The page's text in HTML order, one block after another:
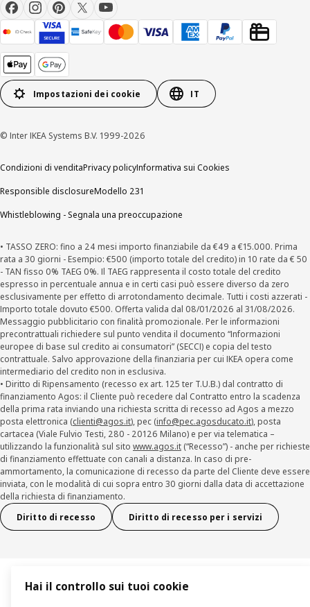
Impostazioni dei cookie IT
© Inter IKEA Systems B.V. 1999-2026
Condizioni di venditaPrivacy policyInformativa sui Cookies
Responsible disclosureModello 231
Whistleblowing - Segnala una preoccupazione
• TASSO ZERO: fino a 24 mesi importo finanziabile da €49 a €15.000. Prima
rata a 30 giorni - Esempio: €500 (importo totale del credito) in 10 rate da € 50
- TAN fisso 0% TAEG 0%. Il TAEG rappresenta il costo totale del credito
espresso in percentuale annua e in certi casi può essere diverso da zero
esclusivamente per effetto di arrotondamento decimale. Tutti i costi azzerati -
Importo totale dovuto €500. Offerta valida dal 08/01/2026 al 31/08/2026.
Messaggio pubblicitario con finalità promozionale. Per le informazioni
precontrattuali richiedere sul punto vendita il documento “Informazioni
europee di base sul credito ai consumatori” (SECCI) e copia del testo
contrattuale. Salvo approvazione della finanziaria per cui IKEA opera come
intermediario del credito non in esclusiva.
• Diritto di Ripensamento (recesso ex art. 125 ter T.U.B.) dal contratto di
finanziamento Agos: il Cliente può recedere dal Contratto entro la scadenza
della prima rata inviando una richiesta scritta di recesso ad Agos a mezzo
posta elettronica (clienti@agos.it), pec (info@pec.agosducato.it), posta
cartacea (Viale Fulvio Testi, 280 - 20126 Milano) e per via telematica –
utilizzando la funzionalità sul sito www.agos.it (“Recesso”) - anche per richieste
di finanziamento effettuate con canali a distanza. In caso di pre-
ammortamento, la comunicazione di recesso da parte del Cliente deve essere
inviata, con le modalità di cui sopra entro 30 giorni dalla data di accettazione
della richiesta di finanziamento.
Diritto di recesso
Diritto di recesso per i servizi
Hai il controllo sui tuoi cookie